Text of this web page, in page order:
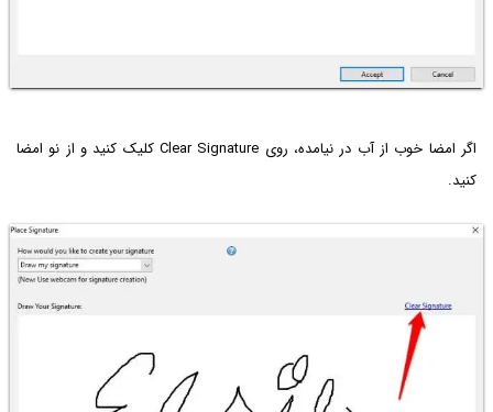
اگر امضا خوب از آب در نیامده، روی Clear Signature کلیک کنید و از نو امضا
کنید.